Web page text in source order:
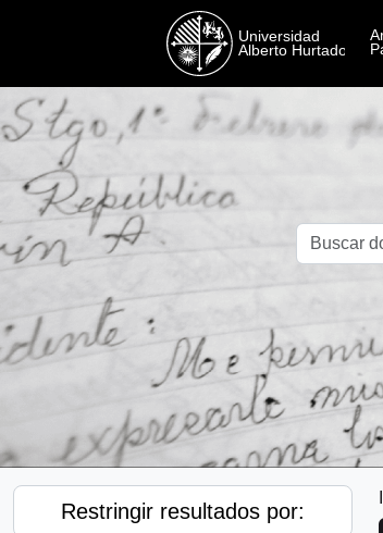
Restringir resultados por: